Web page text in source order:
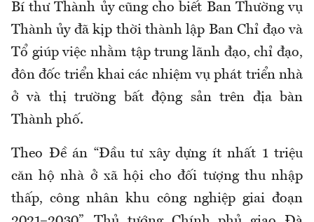
Bí thư Thành ủy cũng cho biết Ban Thường vụ
Thành ủy đã kịp thời thành lập Ban Chỉ đạo và
Tổ giúp việc nhằm tập trung lãnh đạo, chỉ đạo,
đôn đốc triển khai các nhiệm vụ phát triển nhà
ở và thị trường bất động sản trên địa bàn
Thành phố.
Theo Đề án “Đầu tư xây dựng ít nhất 1 triệu
căn hộ nhà ở xã hội cho đối tượng thu nhập
thấp, công nhân khu công nghiệp giai đoạn